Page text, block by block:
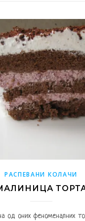
РАСПЕВАНИ КОЛАЧИ
од оних феноменалних